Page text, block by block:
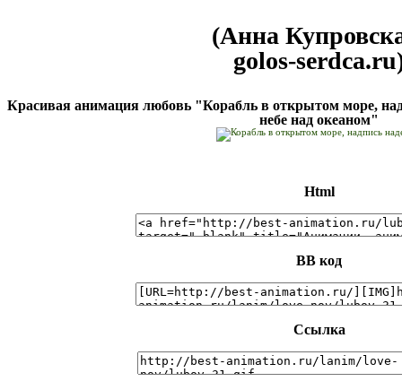
(Анна
golos-
Красивая анимация любовь "Корабль в открытом море,
небе над океаном"
Html
BB код
Ссылка